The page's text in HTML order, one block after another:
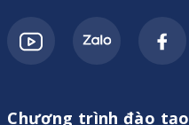
Chương trình đào tạo